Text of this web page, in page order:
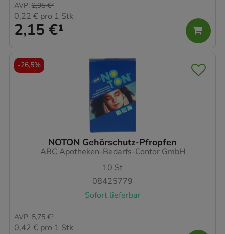
2,15 €¹
AVP: 2,95 €²
0,22 € pro 1 Stk
NOTON Gehörschutz-Pfropfen
ABC Apotheken-Bedarfs-Contor GmbH
10 St
08425779
Sofort lieferbar
AVP: 5,75 €²
0,42 € pro 1 Stk
-26,5%